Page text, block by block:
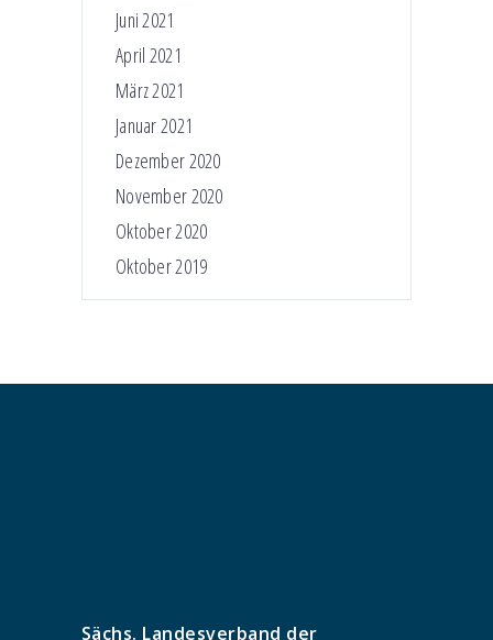
Juni 2021
April 2021
März 2021
Januar 2021
Dezember 2020
November 2020
Oktober 2020
Oktober 2019
Sächs. Landesverband der